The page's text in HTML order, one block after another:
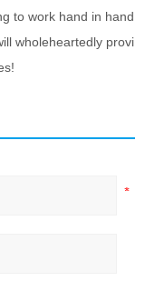
to work hand in hand
wholeheartedly provi